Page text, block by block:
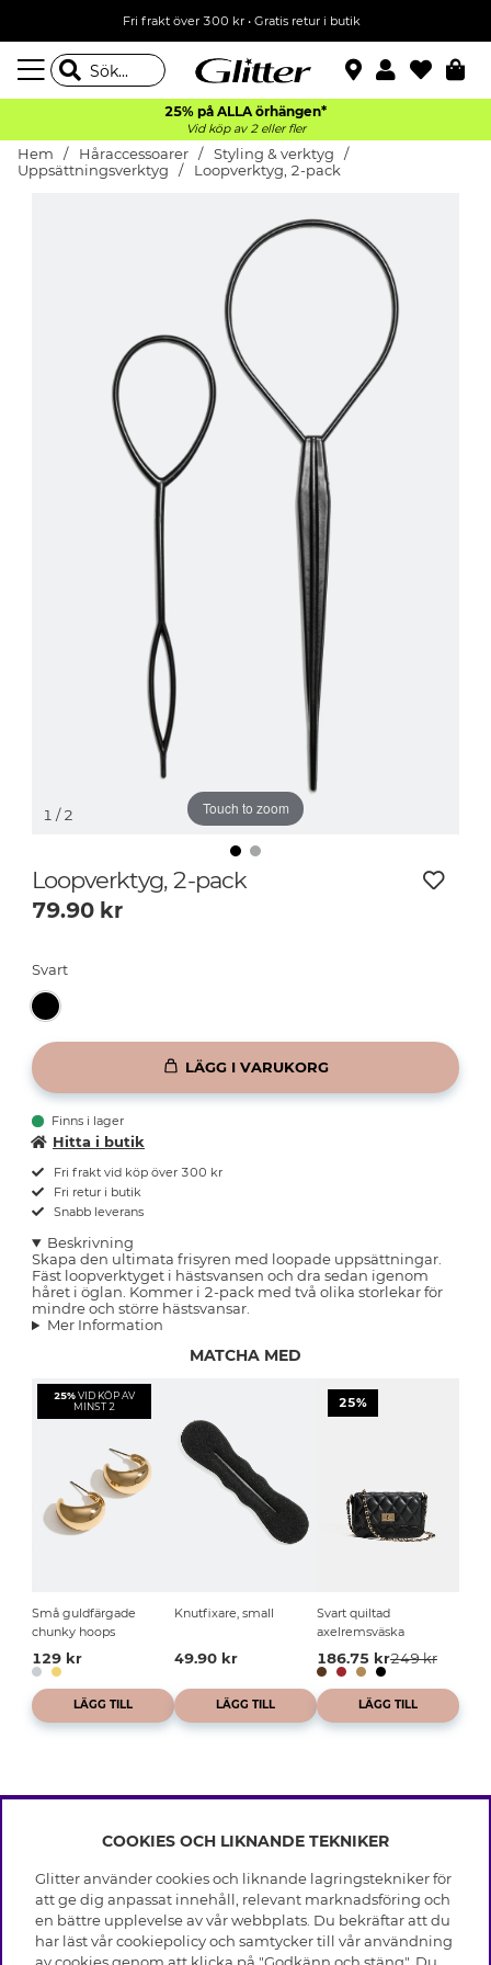
Fri frakt över 300 kr• Gratis retur i butik
25% på ALLA örhängen*
Vid köp av 2 eller fler
Hem Håraccessoarer
Styling & verktyg
Uppsättningsverktyg
Loopverktyg, 2-pack
Touch to zoom
1 / 2
Loopverktyg, 2-pack
79.90 kr
Svart
LÄGG I VARUKORG
Finns i lager
Hitta i butik
Fri frakt vid köp över 300 kr
Fri retur i butik
Snabb leverans
Beskrivning
Skapa den ultimata frisyren med loopade uppsättningar.
Fäst loopverktyget i hästsvansen och dra sedan igenom
håret i öglan. Kommer i 2-pack med två olika storlekar för
mindre och större hästsvansar.
Mer Information
MATCHA MED
25% VID KÖP AV
MINST 2
Små guldfärgade
chunky hoops
129 kr
LÄGG TILL
Knutfixare, small
49.90 kr
LÄGG TILL
25%
Svart quiltad
axelremsväska
186.75 kr249 kr
LÄGG TILL
INFO
Leverans
Villkor
Integritetspolicy
Cookies
OM GLITTER
Black Friday
COOKIES OCH LIKNANDE TEKNIKER
Glitter använder cookies och liknande lagringstekniker för
att ge dig anpassat innehåll, relevant marknadsföring och
en bättre upplevelse av vår webbplats. Du bekräftar att du
har läst vår cookiepolicy och samtycker till vår användning